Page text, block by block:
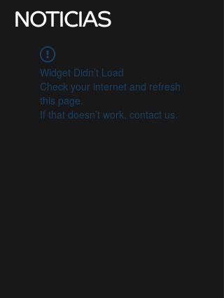
NOTICIAS
Widget Didn’t Load
Check your internet and refresh
this page.
If that doesn’t work, contact us.